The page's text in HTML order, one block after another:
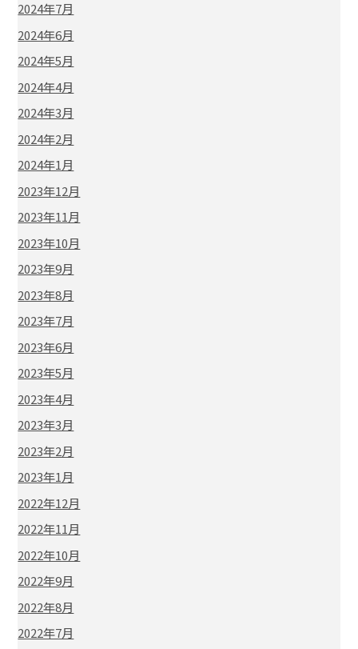
2024年7月
2024年6月
2024年5月
2024年4月
2024年3月
2024年2月
2024年1月
2023年12月
2023年11月
2023年10月
2023年9月
2023年8月
2023年7月
2023年6月
2023年5月
2023年4月
2023年3月
2023年2月
2023年1月
2022年12月
2022年11月
2022年10月
2022年9月
2022年8月
2022年7月